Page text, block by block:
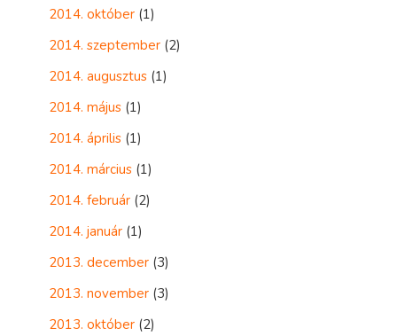
2014. október (1)
2014. szeptember (2)
2014. augusztus (1)
2014. május (1)
2014. április (1)
2014. március (1)
2014. február (2)
2014. január (1)
2013. december (3)
2013. november (3)
2013. október (2)